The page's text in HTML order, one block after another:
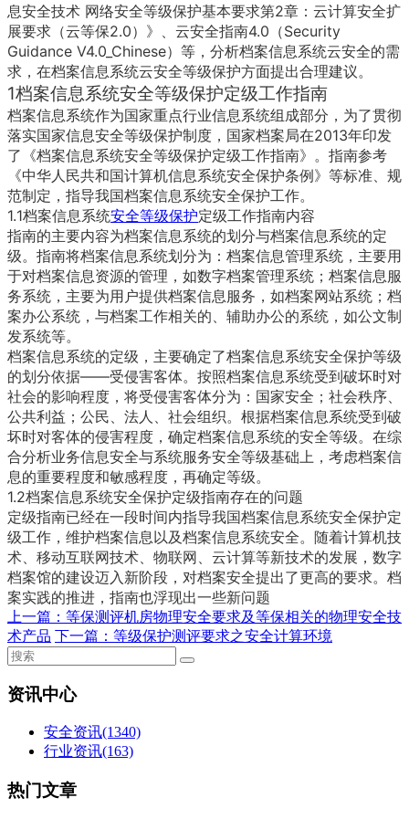
息安全技术 网络安全等级保护基本要求第2章：云计算安全扩
展要求（云等保2.0）》、云安全指南4.0 （Security
Guidance V4.0_Chinese） 等，分析档案信息系统云安全的需
求，在档案信息系统云安全等级保护方面提出合理建议。
1档案信息系统安全等级保护定级工作指南
档案信息系统作为国家重点行业信息系统组成部分，为了贯彻
落实国家信息安全等级保护制度，国家档案局在2013年印发
了《档案信息系统安全等级保护定级工作指南》
。指南参考
《中华人民共和国计算机信息系统安全保护条例》等标准、规
范制定，指导我国档案信息系统安全保护工作。
1.1档案信息系统安全等级保护定级工作指南内容
指南的主要内容为档案信息系统的划分与档案信息系统的定
级。指南将档案信息系统划分为：档案信息管理系统，主要用
于对档案信息资源的管理，如数字档案管理系统；档案信息服
务系统，主要为用户提供档案信息服务，如档案网站系统；档
案办公系统，与档案工作相关的、辅助办公的系统，如公文制
发系统等。
档案信息系统的定级，主要确定了档案信息系统安全保护等级
的划分依据——受侵害客体。按照档案信息系统受到破坏时对
社会的影响程度，将受侵害客体分为：国家安全；社会秩序、
公共利益；公民、法人、社会组织。根据档案信息系统受到破
坏时对客体的侵害程度，确定档案信息系统的安全等级。在综
合分析业务信息安全与系统服务安全等级基础上，考虑档案信
息的重要程度和敏感程度，再确定等级。
1.2档案信息系统安全保护定级指南存在的问题
定级指南已经在一段时间内指导我国档案信息系统安全保护定
级工作，维护档案信息以及档案信息系统安全。随着计算机技
术、移动互联网技术、物联网、云计算等新技术的发展，数字
档案馆的建设迈入新阶段，对档案安全提出了更高的要求。档
案实践的推进，指南也浮现出一些新问题
上一篇： 等保测评机房物理安全要求及等保相关的物理安全技
术产品 下一篇： 等级保护测评要求之安全计算环境
资讯中心
安全资讯(1340)
行业资讯(163)
热门文章